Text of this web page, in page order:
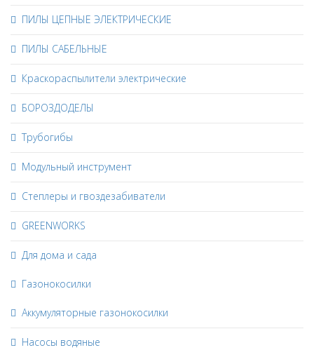
ПИЛЫ ЦЕПНЫЕ ЭЛЕКТРИЧЕСКИЕ
ПИЛЫ САБЕЛЬНЫЕ
Краскораспылители электрические
БОРОЗДОДЕЛЫ
Трубогибы
Модульный инструмент
Степлеры и гвоздезабиватели
GREENWORKS
Для дома и сада
Газонокосилки
Аккумуляторные газонокосилки
Насосы водяные